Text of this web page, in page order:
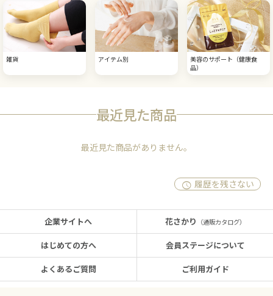
雑貨 アイテム別
美容のサポート（健康食
品）
最近見た商品
最近見た商品がありません。
履歴を残さない
企業サイトへ
はじめての方へ
よくあるご質問
花さかり （通販カタログ）
会員ステージについて
ご利用ガイド